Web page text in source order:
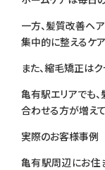
一方、髪質改善ヘ
集中的に整えるケア
また、縮毛矯正は
亀有駅エリアでも
合わせる方が増えて
実際のお客様事例
亀有駅周辺にお住